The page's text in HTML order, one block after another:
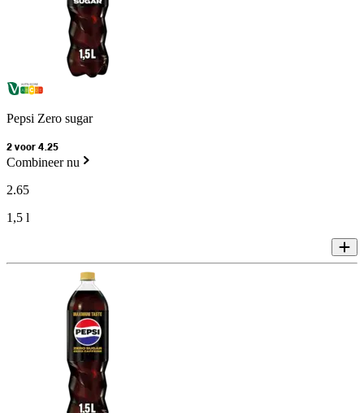
Pepsi Zero sugar
2 voor 4.25
Combineer nu
2.65
1,5 l